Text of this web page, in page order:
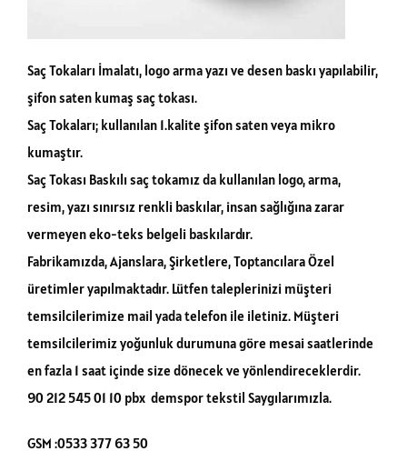
Saç Tokaları İmalatı, logo arma yazı ve desen baskı yapılabilir,
şifon saten kumaş saç tokası.
Saç Tokaları; kullanılan 1.kalite şifon saten veya mikro
kumaştır.
Saç Tokası Baskılı saç tokamız da kullanılan logo, arma,
resim, yazı sınırsız renkli baskılar, insan sağlığına zarar
vermeyen eko-teks belgeli baskılardır.
Fabrikamızda, Ajanslara, Şirketlere, Toptancılara Özel
üretimler yapılmaktadır. Lütfen taleplerinizi müşteri
temsilcilerimize mail yada telefon ile iletiniz. Müşteri
temsilcilerimiz yoğunluk durumuna göre mesai saatlerinde
en fazla 1 saat içinde size dönecek ve yönlendireceklerdir.
90 212 545 01 10 pbx demspor tekstil Saygılarımızla.
GSM :0533 377 63 50